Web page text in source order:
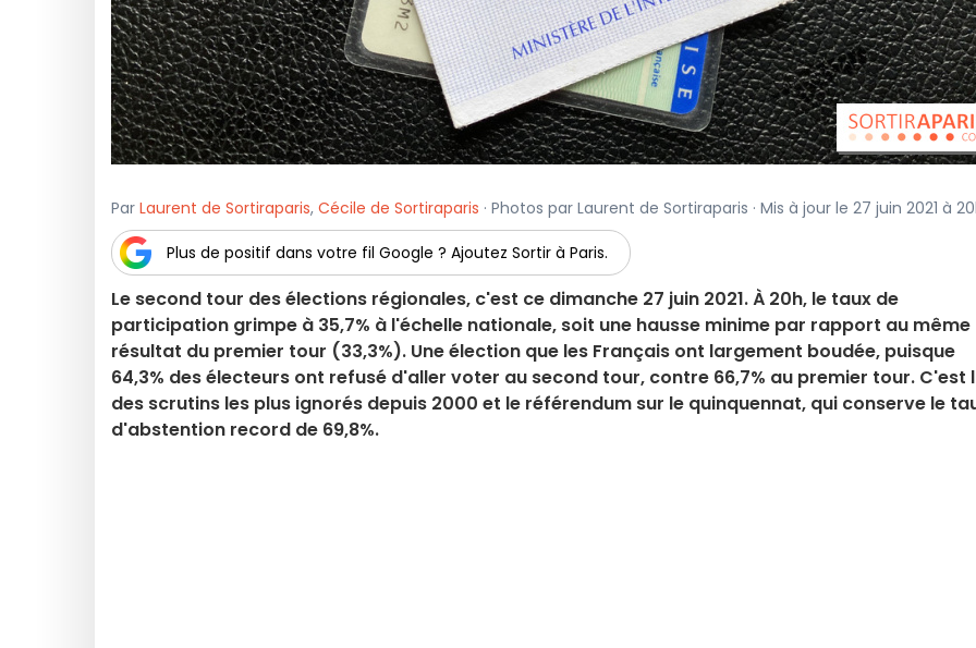
Par Laurent de Sortiraparis, Cécile de Sortiraparis · Photos par Laurent de Sortiraparis · Mis à jour le 27 juin 2021 à
Plus de positif dans votre fil Google ? Ajoutez Sortir à Paris.
Le second tour des élections régionales, c'est ce dimanche 27 juin 2021. À 20h, le taux de
participation grimpe à 35,7% à l'échelle nationale, soit une hausse minime par rapport au même
résultat du premier tour (33,3%). Une élection que les Français ont largement boudée, puisque
64,3% des électeurs ont refusé d'aller voter au second tour, contre 66,7% au premier tour. C'est
des scrutins les plus ignorés depuis 2000 et le référendum sur le quinquennat, qui conserve le
d'abstention record de 69,8%.